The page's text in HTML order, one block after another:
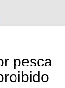
pesca